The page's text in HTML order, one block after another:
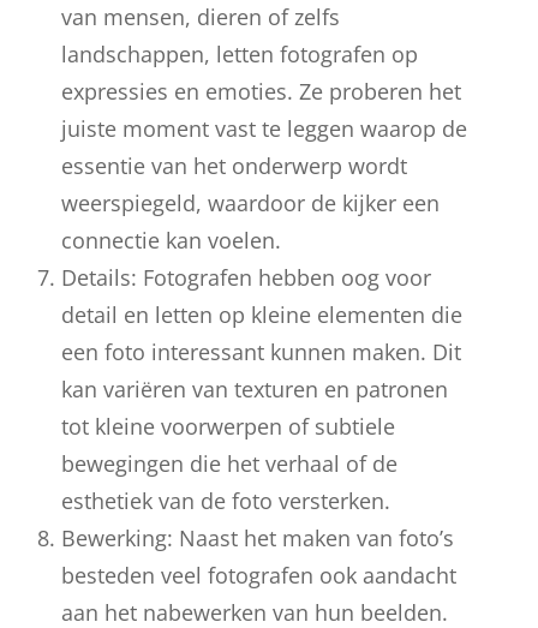
van mensen, dieren of zelfs
landschappen, letten fotografen op
expressies en emoties. Ze proberen het
juiste moment vast te leggen waarop de
essentie van het onderwerp wordt
weerspiegeld, waardoor de kijker een
connectie kan voelen.
Details: Fotografen hebben oog voor
detail en letten op kleine elementen die
een foto interessant kunnen maken. Dit
kan variëren van texturen en patronen
tot kleine voorwerpen of subtiele
bewegingen die het verhaal of de
esthetiek van de foto versterken.
Bewerking: Naast het maken van foto’s
besteden veel fotografen ook aandacht
aan het nabewerken van hun beelden.